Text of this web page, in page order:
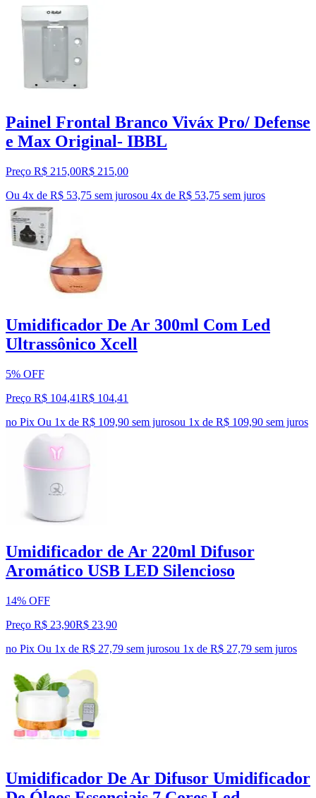
Painel Frontal Branco Viváx Pro/ Defense
e Max Original- IBBL
Preço R$ 215,00R$ 215,00
Ou 4x de R$ 53,75 sem jurosou 4x de R$ 53,75 sem juros
Umidificador De Ar 300ml Com Led
Ultrassônico Xcell
5% OFF
Preço R$ 104,41R$ 104,41
no Pix Ou 1x de R$ 109,90 sem jurosou 1x de R$ 109,90 sem juros
Umidificador de Ar 220ml Difusor
Aromático USB LED Silencioso
14% OFF
Preço R$ 23,90R$ 23,90
no Pix Ou 1x de R$ 27,79 sem jurosou 1x de R$ 27,79 sem juros
Umidificador De Ar Difusor Umidificador